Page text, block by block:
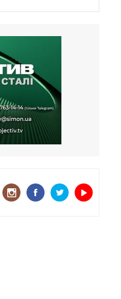
встояло попри
Нехай
штрафу жінку